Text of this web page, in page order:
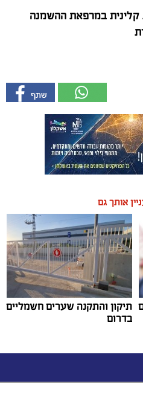
קלינית במרפאת ההשמנה
אותך גם
תיקון והתקנה שערים חשמליים
בדרום